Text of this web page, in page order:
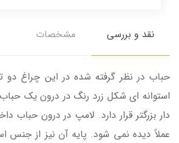
نقد و بررسی مشخصات
حباب در نظر گرفته شده در این چراغ
استوانه ای شکل زرد رنگ در درون یک
دار بزرگتر قرار دارد. لامپ در درون
عملاً دیده نمی شود. پایه آن نیز از جنس